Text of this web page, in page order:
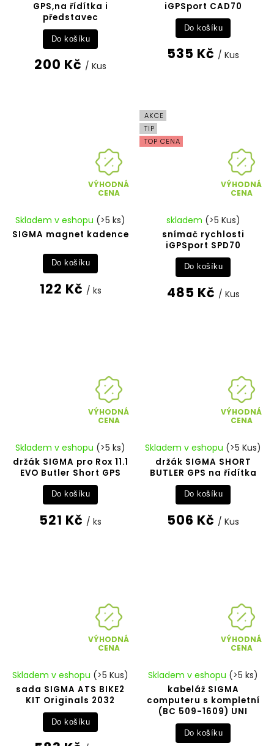
GPS,na řídítka i
představec
200 Kč / Kus
Do košíku
iGPSport CAD70
535 Kč / Kus
Do košíku
VÝHODNÁ
CENA
SIGMA magnet kadence
Skladem v eshopu (>5 ks)
122 Kč / ks
Do košíku
AKCE
TIP
TOP CENA
VÝHODNÁ
CENA
snímač rychlosti
iGPSport SPD70
skladem (>5 Kus)
485 Kč / Kus
Do košíku
VÝHODNÁ
CENA
držák SIGMA pro Rox 11.1
EVO Butler Short GPS
Skladem v eshopu (>5 ks)
521 Kč / ks
Do košíku
VÝHODNÁ
CENA
držák SIGMA SHORT
BUTLER GPS na řídítka
Skladem v eshopu (>5 Kus)
506 Kč / Kus
Do košíku
VÝHODNÁ
CENA
sada SIGMA ATS BIKE2
KIT Originals 2032
Skladem v eshopu (>5 Kus)
Do košíku
VÝHODNÁ
CENA
kabeláž SIGMA
computeru s kompletní
(BC 509-1609) UNI
Skladem v eshopu (>5 ks)
Do košíku